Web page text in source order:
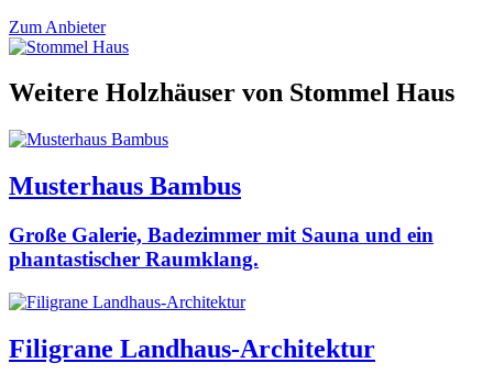
Zum Anbieter
Weitere Holzhäuser von Stommel Haus
Musterhaus Bambus
Große Galerie, Badezimmer mit Sauna und ein
phantastischer Raumklang.
Filigrane Landhaus-Architektur